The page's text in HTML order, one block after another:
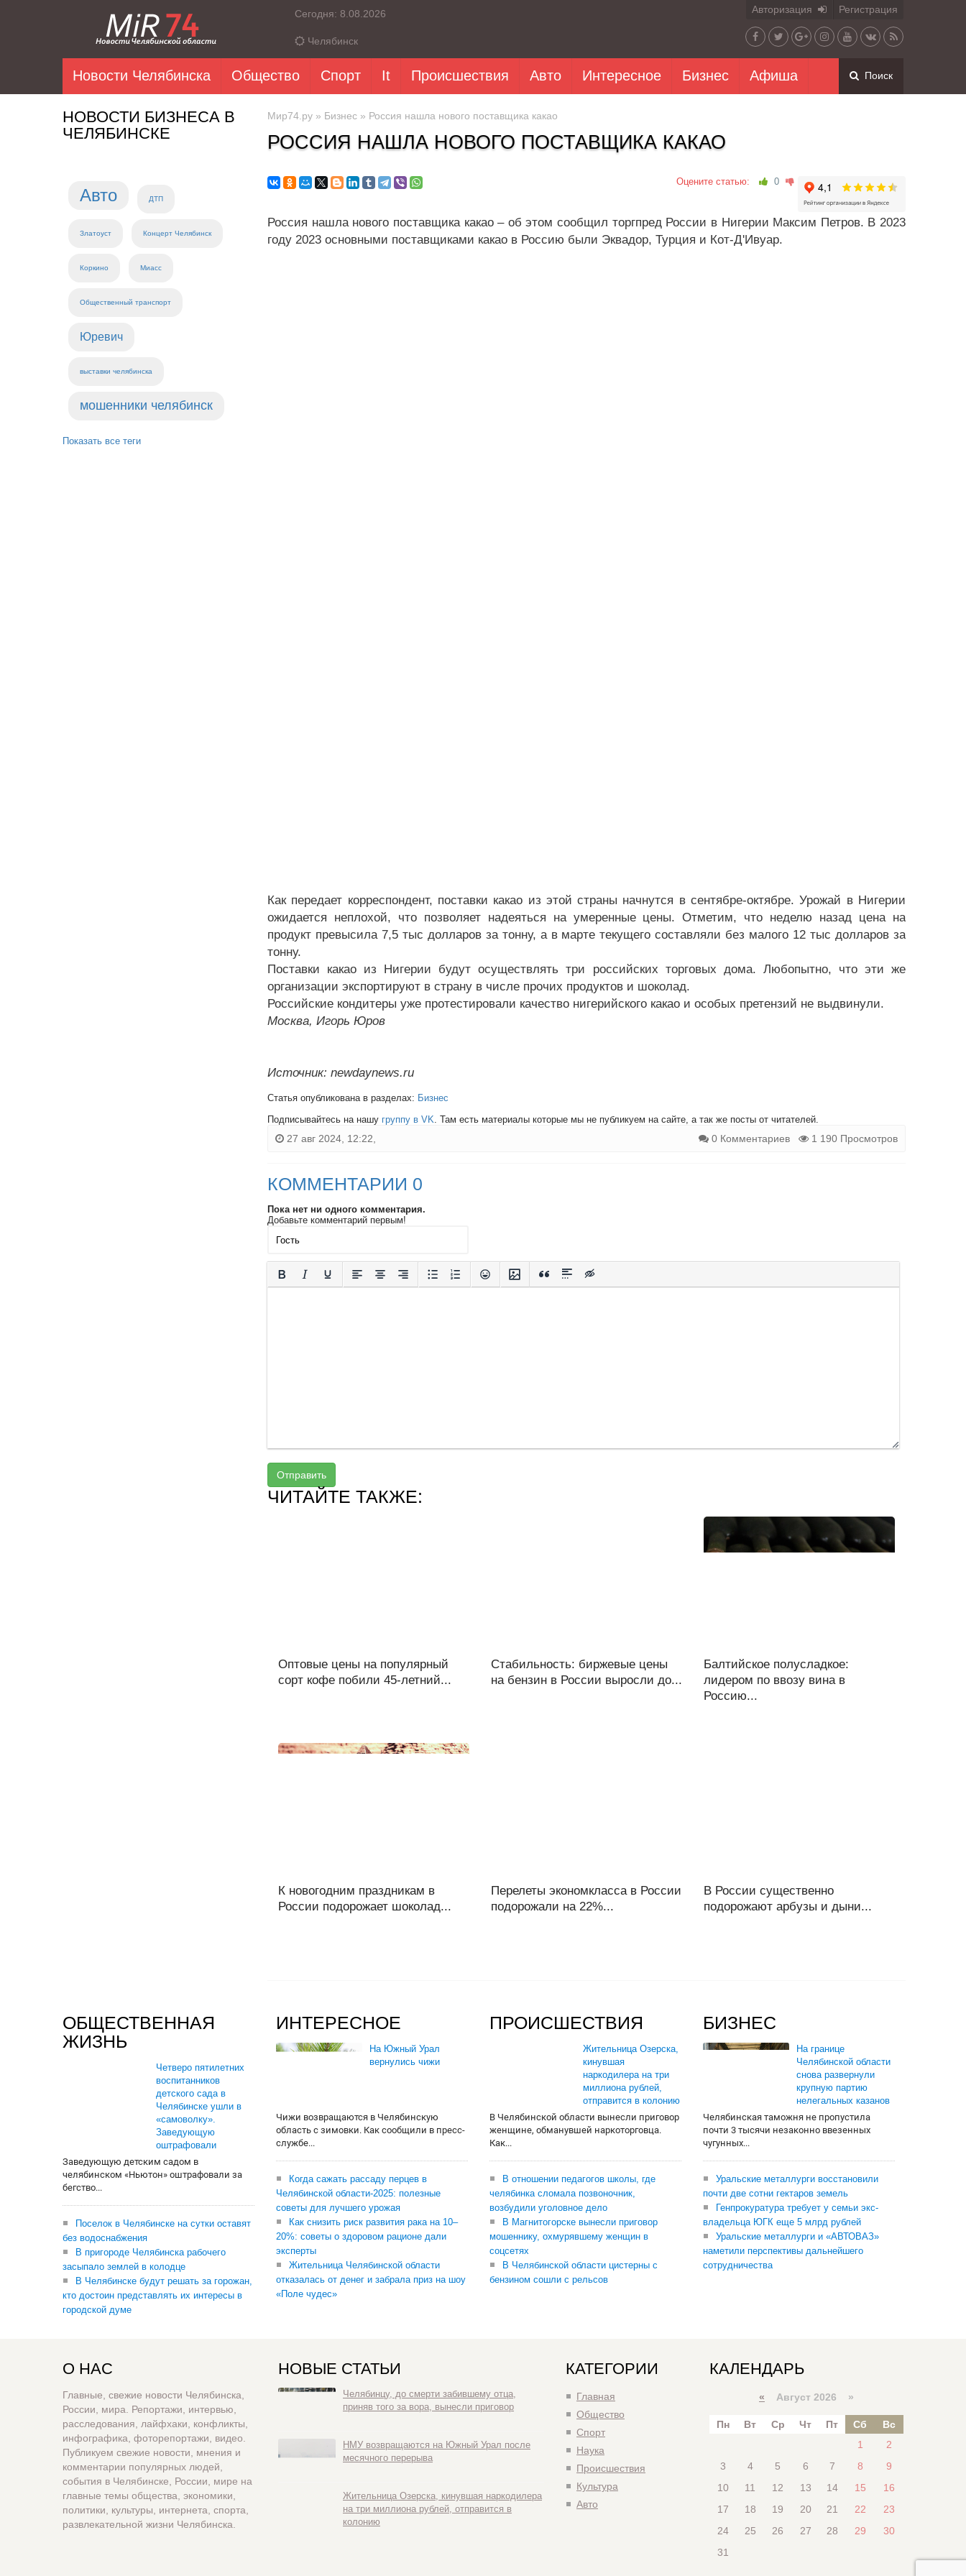
Сегодня: 8.08.2026
Челябинск
Авторизация Регистрация
Новости Челябинска Общество Спорт It Происшествия Авто Интересное Бизнес Афиша Поиск
НОВОСТИ БИЗНЕСА В
ЧЕЛЯБИНСКЕ
Авто ДТП
Златоуст Концерт Челябинск
Коркино Миасс
Общественный транспорт
Юревич
выставки челябинска
мошенники челябинск
Показать все теги
Мир74.ру » Бизнес » Россия нашла нового поставщика какао
РОССИЯ НАШЛА НОВОГО ПОСТАВЩИКА КАКАО
Оцените статью: 0
Россия нашла нового поставщика какао – об этом сообщил торгпред России в Нигерии Максим Петров. В 2023
году 2023 основными поставщиками какао в Россию были Эквадор, Турция и Кот-Д'Ивуар.
Как передает корреспондент, поставки какао из этой страны начнутся в сентябре-октябре. Урожай в Нигерии
ожидается неплохой, что позволяет надеяться на умеренные цены. Отметим, что неделю назад цена на
продукт превысила 7,5 тыс долларов за тонну, а в марте текущего составляли без малого 12 тыс долларов за
тонну.
Поставки какао из Нигерии будут осуществлять три российских торговых дома. Любопытно, что эти же
организации экспортируют в страну в числе прочих продуктов и шоколад.
Российские кондитеры уже протестировали качество нигерийского какао и особых претензий не выдвинули.
Москва, Игорь Юров
Источник: newdaynews.ru
Статья опубликована в разделах: Бизнес
Подписывайтесь на нашу группу в VK. Там есть материалы которые мы не публикуем на сайте, а так же посты от читателей.
27 авг 2024, 12:22, 0 Комментариев 1 190 Просмотров
КОММЕНТАРИИ 0
Пока нет ни одного комментария.
Добавьте комментарий первым!
Отправить
ЧИТАЙТЕ ТАКЖЕ:
Оптовые цены на популярный
сорт кофе побили 45-летний...
Стабильность: биржевые цены
на бензин в России выросли до...
Балтийское полусладкое:
лидером по ввозу вина в
Россию...
К новогодним праздникам в
России подорожает шоколад...
Перелеты экономкласса в России
подорожали на 22%...
В России существенно
подорожают арбузы и дыни...
ОБЩЕСТВЕННАЯ
ЖИЗНЬ
Четверо пятилетних
воспитанников
детского сада в
Челябинске ушли в
«самоволку».
Заведующую
оштрафовали
Заведующую детским садом в
челябинском «Ньютон» оштрафовали за
бегство...
Поселок в Челябинске на сутки оставят
без водоснабжения
В пригороде Челябинска рабочего
засыпало землей в колодце
В Челябинске будут решать за горожан,
кто достоин представлять их интересы в
городской думе
ИНТЕРЕСНОЕ
На Южный Урал
вернулись чижи
Чижи возвращаются в Челябинскую
область с зимовки. Как сообщили в пресс-
службе...
Когда сажать рассаду перцев в
Челябинской области-2025: полезные
советы для лучшего урожая
Как снизить риск развития рака на 10–
20%: советы о здоровом рационе дали
эксперты
Жительница Челябинской области
отказалась от денег и забрала приз на шоу
«Поле чудес»
ПРОИСШЕСТВИЯ
Жительница Озерска,
кинувшая
наркодилера на три
миллиона рублей,
отправится в колонию
В Челябинской области вынесли приговор
женщине, обманувшей наркоторговца.
Как...
В отношении педагогов школы, где
челябинка сломала позвоночник,
возбудили уголовное дело
В Магнитогорске вынесли приговор
мошеннику, охмурявшему женщин в
соцсетях
В Челябинской области цистерны с
бензином сошли с рельсов
БИЗНЕС
На границе
Челябинской области
снова развернули
крупную партию
нелегальных казанов
Челябинская таможня не пропустила
почти 3 тысячи незаконно ввезенных
чугунных...
Уральские металлурги восстановили
почти две сотни гектаров земель
Генпрокуратура требует у семьи экс-
владельца ЮГК еще 5 млрд рублей
Уральские металлурги и «АВТОВАЗ»
наметили перспективы дальнейшего
сотрудничества
О НАС
Главные, свежие новости Челябинска,
России, мира. Репортажи, интервью,
расследования, лайфхаки, конфликты,
инфографика, фоторепортажи, видео.
Публикуем свежие новости, мнения и
комментарии популярных людей,
события в Челябинске, России, мире на
главные темы общества, экономики,
политики, культуры, интернета, спорта,
развлекательной жизни Челябинска.
НОВЫЕ СТАТЬИ
Челябинцу, до смерти забившему отца,
приняв того за вора, вынесли приговор
НМУ возвращаются на Южный Урал после
месячного перерыва
Жительница Озерска, кинувшая наркодилера
на три миллиона рублей, отправится в
колонию
КАТЕГОРИИ
Главная
Общество
Спорт
Наука
Происшествия
Культура
Авто
КАЛЕНДАРЬ
« Август 2026 »
Пн Вт Ср Чт Пт Сб
Вс
1
2
3
4 5 6 7 8
9
10
11 12 13 14 15
16
17
18 19 20 21 22
23
24
25 26 27 28 29
30
31